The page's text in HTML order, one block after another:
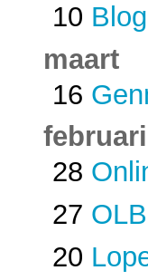
10
maart
16
februari
28
27
20